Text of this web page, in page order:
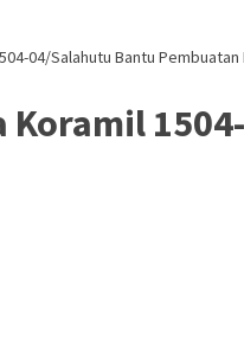
04/Salahutu Bantu Pembuatan